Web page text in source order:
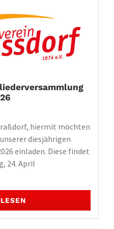
hiermit möchten
diesjährigen
einladen. Diese findet
24. April